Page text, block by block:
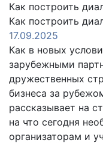
Как построить
Как построить
17.09.2025
Как в новых
зарубежными
дружественных
бизнеса за
рассказывает на
на что сегодня
организаторам и